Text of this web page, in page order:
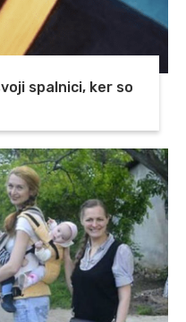
spalnici, ker so